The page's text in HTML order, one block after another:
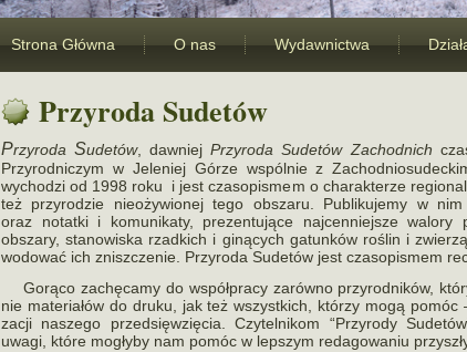
Strona Główna O nas Wydawnictwa
Przyroda Sudetów
Przy­rodaSude­tów, daw­niejPrzyroda Sudetów Zachodnich
Przyrodniczym w Jeleniej Górze wspól­nie z
wycho­dzi od 1998 roku i jest cza­so­pi­smem o cha­rak­te­rze
też przy­ro­dzie nie­oży­wio­nej tego obszaru. Publikujemy w
oraz notatki i komu­ni­katy, pre­zen­tu­jące naj­cen­niej­sze walory
obszary, sta­no­wi­ska rzad­kich i giną­cych gatun­ków roślin i
wo­do­wać ich znisz­cze­nie. Przyroda Sudetów jest cza­so­pi­smem
Gorąco zachę­camy do współ­pracy zarówno przy­rod­ni­ków,
nie mate­ria­łów do druku, jak też wszyst­kich, któ­rzy mogą
za­cji naszego przed­się­wzię­cia. Czytelnikom “Przyrody
uwagi, które mogłyby nam pomóc w lep­szym reda­go­wa­niu